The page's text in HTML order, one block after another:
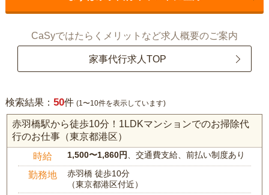
CaSyではたらくメリットなど求人概要のご案内
家事代行求人TOP
検索結果： 50件 (1〜10件を表示しています)
赤羽橋駅から徒歩10分！1LDKマンションでのお掃除代
行のお仕事（東京都港区）
時給 1,500〜1,860円、交通費支給、前払い制度あり
勤務地
赤羽橋 徒歩10分
（東京都港区付近）